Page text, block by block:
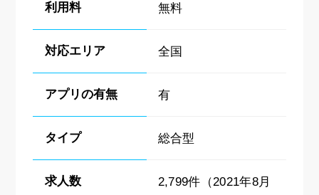
利用料 無料
対応エリア 全国
アプリの有無 有
タイプ 総合型
求人数
2,799件（2021年8月